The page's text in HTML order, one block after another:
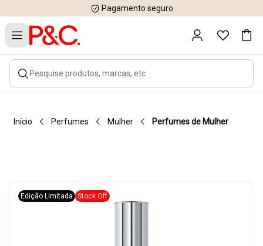
Pagamento seguro
Início Perfumes Mulher Perfumes de Mulher
Edição Limitada Stock Off